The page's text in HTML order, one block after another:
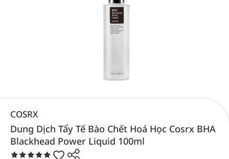
COSRX
Dung Dịch Tẩy Tế Bào Chết Hoá Học Cosrx BHA
Blackhead Power Liquid 100ml